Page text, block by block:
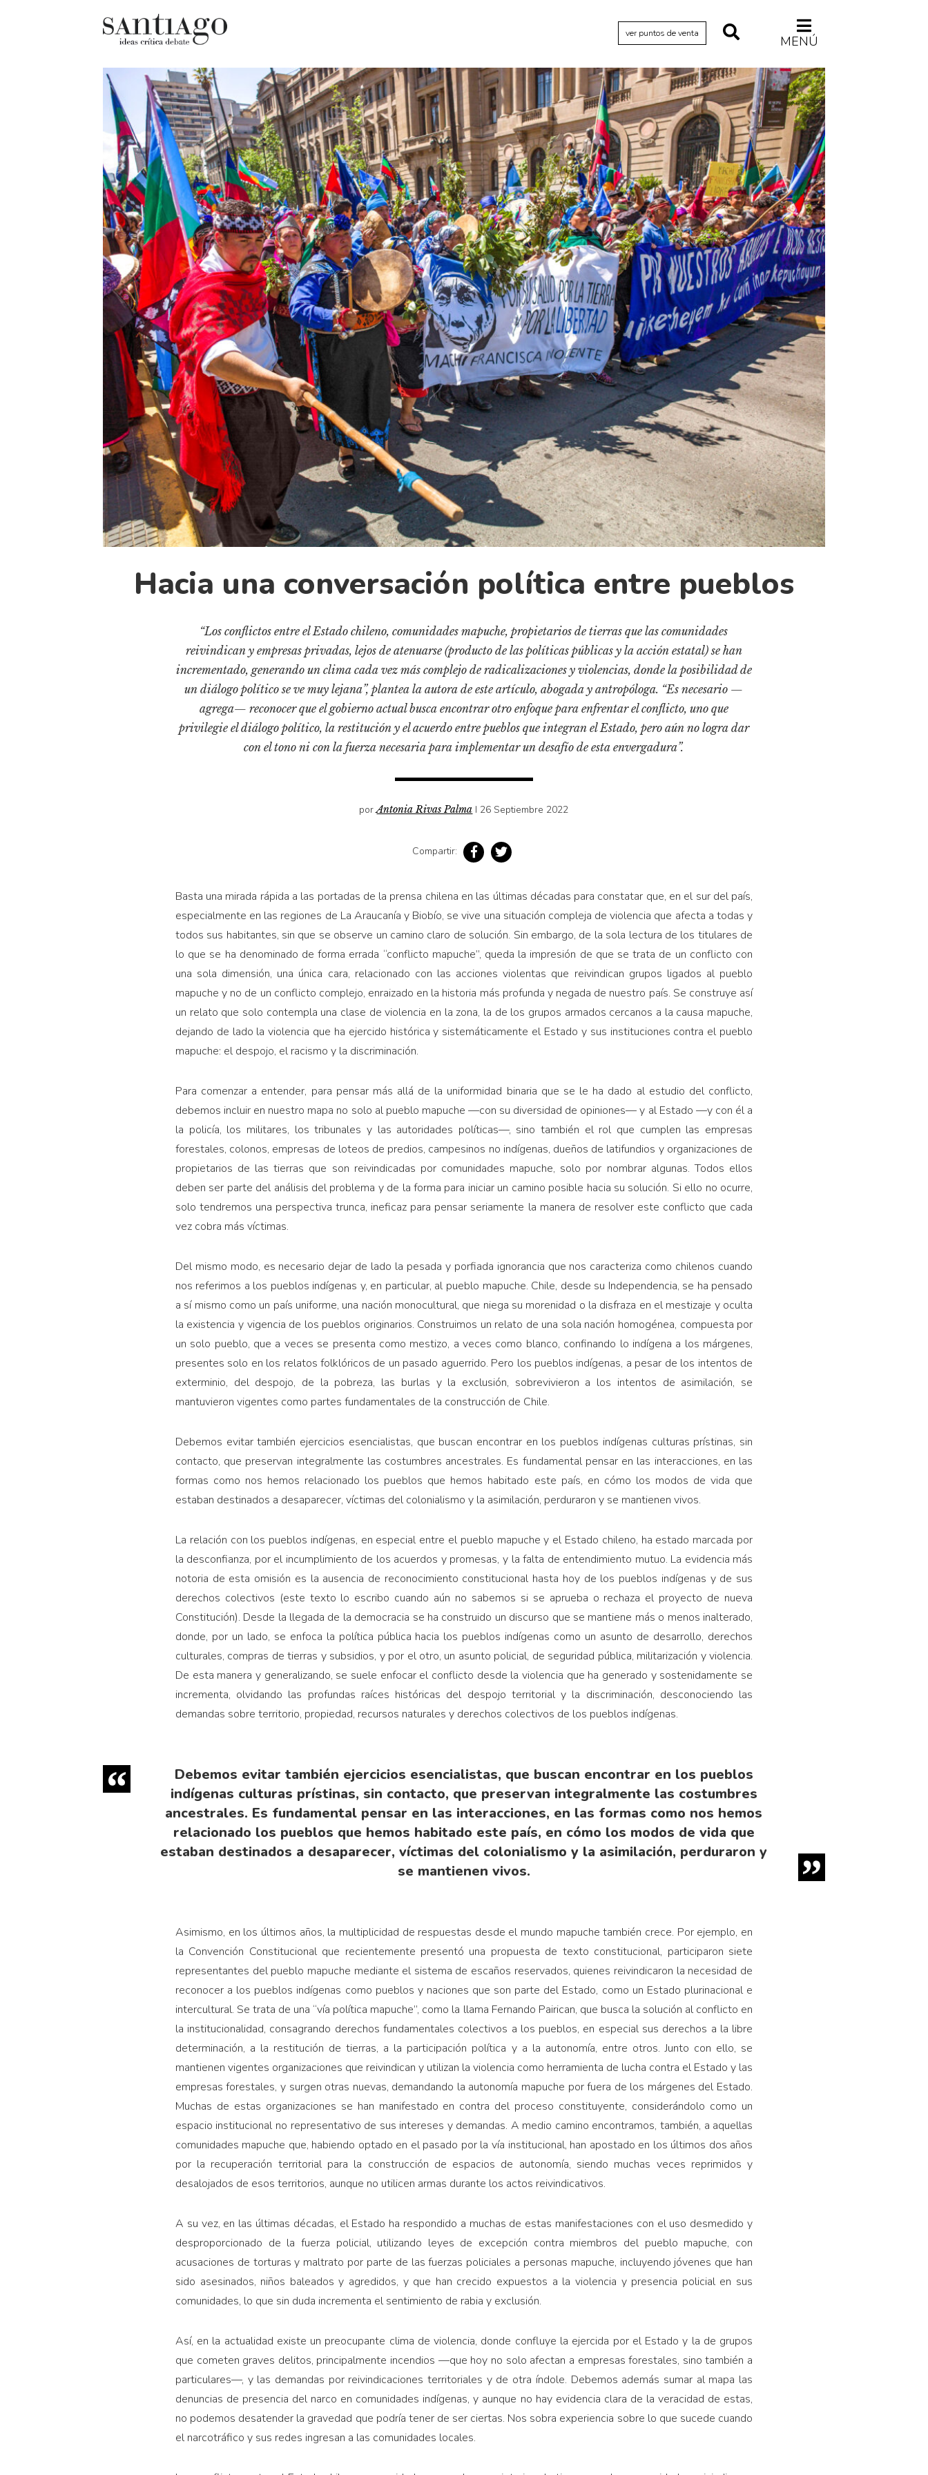
ver puntos de venta MENÚ
Actualidad
Archivo Cenfoto-UDP
Arquetipos de situación
Artes visuales
Ciencia
Cine y televisión
Ciudad
Cómics
Críticas
Cultura
Diccionario portátil de la literatura
chilena
Documentos
Fragmentos
Gran reserva
Historia
Historia material de los libros
Lagunas mentales
Libros
Libros usados
Literatura
Medioambiente
Narrativas visuales
Pensamiento
Pensamiento ilustrado
Personaje
Personajes secundarios
Política
Relecturas
Sociedad
Turismo accidental
Vidas paralelas
Voces y lecturas
Hacia una conversación política entre pueblos
“Los conflictos entre el Estado chileno, comunidades mapuche, propietarios de tierras que las comunidades
reivindican y empresas privadas, lejos de atenuarse (producto de las políticas públicas y la acción estatal) se han
incrementado, generando un clima cada vez más complejo de radicalizaciones y violencias, donde la posibilidad de
un diálogo político se ve muy lejana”, plantea la autora de este artículo, abogada y antropóloga. “Es necesario —
agrega— reconocer que el gobierno actual busca encontrar otro enfoque para enfrentar el conflicto, uno que
privilegie el diálogo político, la restitución y el acuerdo entre pueblos que integran el Estado, pero aún no logra dar
con el tono ni con la fuerza necesaria para implementar un desafío de esta envergadura”.
porAntonia Rivas Palma I 26 Septiembre 2022
Compartir:
Basta una mirada rápida a las portadas de la prensa chilena en las últimas décadas para constatar que, en el sur del país,
especialmente en las regiones de La Araucanía y Biobío, se vive una situación compleja de violencia que afecta a todas y
todos sus habitantes, sin que se observe un camino claro de solución. Sin embargo, de la sola lectura de los titulares de
lo que se ha denominado de forma errada “conflicto mapuche”, queda la impresión de que se trata de un conflicto con
una sola dimensión, una única cara, relacionado con las acciones violentas que reivindican grupos ligados al pueblo
mapuche y no de un conflicto complejo, enraizado en la historia más profunda y negada de nuestro país. Se construye así
un relato que solo contempla una clase de violencia en la zona, la de los grupos armados cercanos a la causa mapuche,
dejando de lado la violencia que ha ejercido histórica y sistemáticamente el Estado y sus instituciones contra el pueblo
mapuche: el despojo, el racismo y la discriminación.
Para comenzar a entender, para pensar más allá de la uniformidad binaria que se le ha dado al estudio del conflicto,
debemos incluir en nuestro mapa no solo al pueblo mapuche —con su diversidad de opiniones— y al Estado —y con él a
la policía, los militares, los tribunales y las autoridades políticas—, sino también el rol que cumplen las empresas
forestales, colonos, empresas de loteos de predios, campesinos no indígenas, dueños de latifundios y organizaciones de
propietarios de las tierras que son reivindicadas por comunidades mapuche, solo por nombrar algunas. Todos ellos
deben ser parte del análisis del problema y de la forma para iniciar un camino posible hacia su solución. Si ello no ocurre,
solo tendremos una perspectiva trunca, ineficaz para pensar seriamente la manera de resolver este conflicto que cada
vez cobra más víctimas.
Del mismo modo, es necesario dejar de lado la pesada y porfiada ignorancia que nos caracteriza como chilenos cuando
nos referimos a los pueblos indígenas y, en particular, al pueblo mapuche. Chile, desde su Independencia, se ha pensado
a sí mismo como un país uniforme, una nación monocultural, que niega su morenidad o la disfraza en el mestizaje y oculta
la existencia y vigencia de los pueblos originarios. Construimos un relato de una sola nación homogénea, compuesta por
un solo pueblo, que a veces se presenta como mestizo, a veces como blanco, confinando lo indígena a los márgenes,
presentes solo en los relatos folklóricos de un pasado aguerrido. Pero los pueblos indígenas, a pesar de los intentos de
exterminio, del despojo, de la pobreza, las burlas y la exclusión, sobrevivieron a los intentos de asimilación, se
mantuvieron vigentes como partes fundamentales de la construcción de Chile.
Debemos evitar también ejercicios esencialistas, que buscan encontrar en los pueblos indígenas culturas prístinas, sin
contacto, que preservan integralmente las costumbres ancestrales. Es fundamental pensar en las interacciones, en las
formas como nos hemos relacionado los pueblos que hemos habitado este país, en cómo los modos de vida que
estaban destinados a desaparecer, víctimas del colonialismo y la asimilación, perduraron y se mantienen vivos.
La relación con los pueblos indígenas, en especial entre el pueblo mapuche y el Estado chileno, ha estado marcada por
la desconfianza, por el incumplimiento de los acuerdos y promesas, y la falta de entendimiento mutuo. La evidencia más
notoria de esta omisión es la ausencia de reconocimiento constitucional hasta hoy de los pueblos indígenas y de sus
derechos colectivos (este texto lo escribo cuando aún no sabemos si se aprueba o rechaza el proyecto de nueva
Constitución). Desde la llegada de la democracia se ha construido un discurso que se mantiene más o menos inalterado,
donde, por un lado, se enfoca la política pública hacia los pueblos indígenas como un asunto de desarrollo, derechos
culturales, compras de tierras y subsidios, y por el otro, un asunto policial, de seguridad pública, militarización y violencia.
De esta manera y generalizando, se suele enfocar el conflicto desde la violencia que ha generado y sostenidamente se
incrementa, olvidando las profundas raíces históricas del despojo territorial y la discriminación, desconociendo las
demandas sobre territorio, propiedad, recursos naturales y derechos colectivos de los pueblos indígenas.
Debemos evitar también ejercicios esencialistas, que buscan encontrar en los pueblos
indígenas culturas prístinas, sin contacto, que preservan integralmente las costumbres
ancestrales. Es fundamental pensar en las interacciones, en las formas como nos hemos
relacionado los pueblos que hemos habitado este país, en cómo los modos de vida que
estaban destinados a desaparecer, víctimas del colonialismo y la asimilación, perduraron y
se mantienen vivos.
Asimismo, en los últimos años, la multiplicidad de respuestas desde el mundo mapuche también crece. Por ejemplo, en
la Convención Constitucional que recientemente presentó una propuesta de texto constitucional, participaron siete
representantes del pueblo mapuche mediante el sistema de escaños reservados, quienes reivindicaron la necesidad de
reconocer a los pueblos indígenas como pueblos y naciones que son parte del Estado, como un Estado plurinacional e
intercultural. Se trata de una “vía política mapuche”, como la llama Fernando Pairican, que busca la solución al conflicto en
la institucionalidad, consagrando derechos fundamentales colectivos a los pueblos, en especial sus derechos a la libre
determinación, a la restitución de tierras, a la participación política y a la autonomía, entre otros. Junto con ello, se
mantienen vigentes organizaciones que reivindican y utilizan la violencia como herramienta de lucha contra el Estado y las
empresas forestales, y surgen otras nuevas, demandando la autonomía mapuche por fuera de los márgenes del Estado.
Muchas de estas organizaciones se han manifestado en contra del proceso constituyente, considerándolo como un
espacio institucional no representativo de sus intereses y demandas. A medio camino encontramos, también, a aquellas
comunidades mapuche que, habiendo optado en el pasado por la vía institucional, han apostado en los últimos dos años
por la recuperación territorial para la construcción de espacios de autonomía, siendo muchas veces reprimidos y
desalojados de esos territorios, aunque no utilicen armas durante los actos reivindicativos.
A su vez, en las últimas décadas, el Estado ha respondido a muchas de estas manifestaciones con el uso desmedido y
desproporcionado de la fuerza policial, utilizando leyes de excepción contra miembros del pueblo mapuche, con
acusaciones de torturas y maltrato por parte de las fuerzas policiales a personas mapuche, incluyendo jóvenes que han
sido asesinados, niños baleados y agredidos, y que han crecido expuestos a la violencia y presencia policial en sus
comunidades, lo que sin duda incrementa el sentimiento de rabia y exclusión.
Así, en la actualidad existe un preocupante clima de violencia, donde confluye la ejercida por el Estado y la de grupos
que cometen graves delitos, principalmente incendios —que hoy no solo afectan a empresas forestales, sino también a
particulares—, y las demandas por reivindicaciones territoriales y de otra índole. Debemos además sumar al mapa las
denuncias de presencia del narco en comunidades indígenas, y aunque no hay evidencia clara de la veracidad de estas,
no podemos desatender la gravedad que podría tener de ser ciertas. Nos sobra experiencia sobre lo que sucede cuando
el narcotráfico y sus redes ingresan a las comunidades locales.